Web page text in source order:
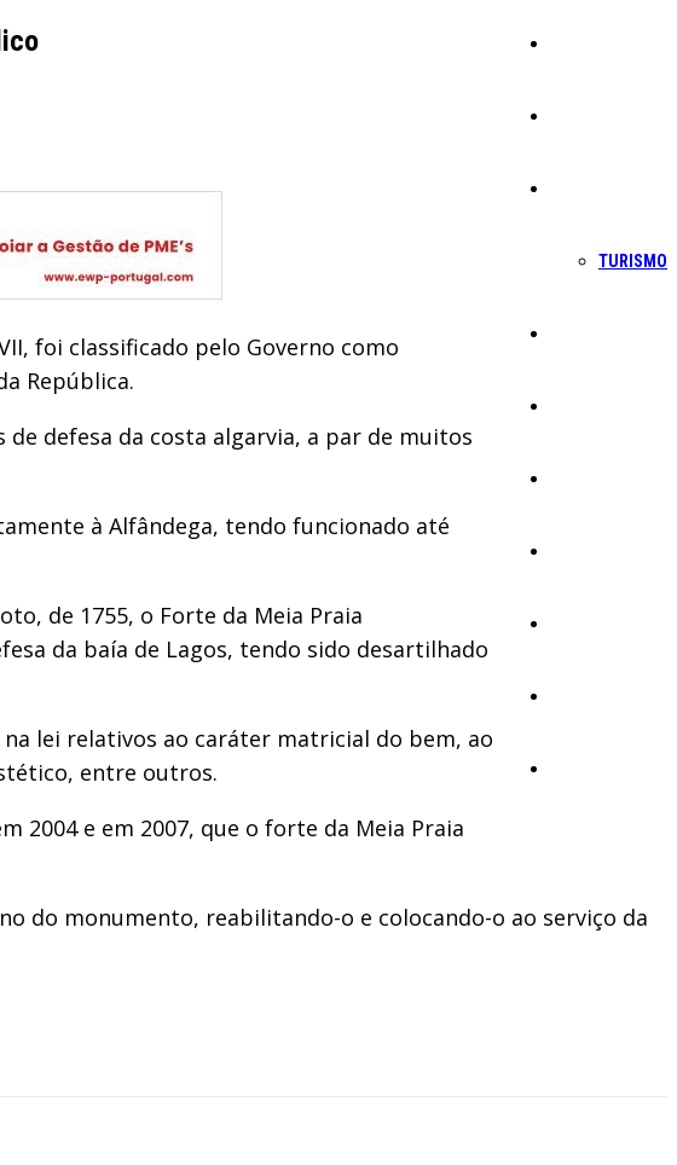
TURISMO
foi classificado pelo Governo como
República.
defesa da costa algarvia, a par de muitos
à Alfândega, tendo funcionado até
de 1755, o Forte da Meia Praia
da baía de Lagos, tendo sido desartilhado
lei relativos ao caráter matricial do bem, ao
entre outros.
2004 e em 2007, que o forte da Meia Praia
do monumento, reabilitando-o e colocando-o ao serviço da